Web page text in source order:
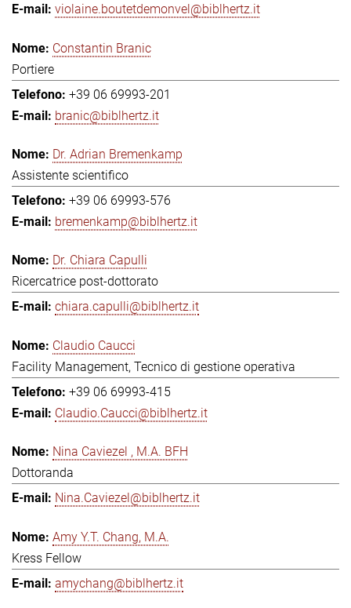
violaine.boutetdemonvel@biblhertz.it
Constantin Branic
Portiere
+39 06 69993-201
branic@biblhertz.it
Dr. Adrian Bremenkamp
Assistente scientifico
+39 06 69993-576
bremenkamp@biblhertz.it
Dr. Chiara Capulli
Ricercatrice post-dottorato
chiara.capulli@biblhertz.it
Claudio Caucci
Facility Management, Tecnico di gestione operativa
+39 06 69993-415
Claudio.Caucci@biblhertz.it
Nina Caviezel , M.A. BFH
Dottoranda
Nina.Caviezel@biblhertz.it
Amy Y.T. Chang, M.A.
Kress Fellow
amychang@biblhertz.it